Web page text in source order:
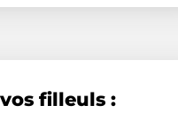
filleuls :